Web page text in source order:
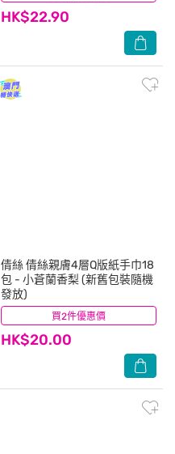
HK$22.90
買2件優惠價
倩絲倩絲親膚4層Q版紙手巾18
包 - 小蒼蘭香梨 (新舊包裝隨機
發放)
HK$20.00
(7)